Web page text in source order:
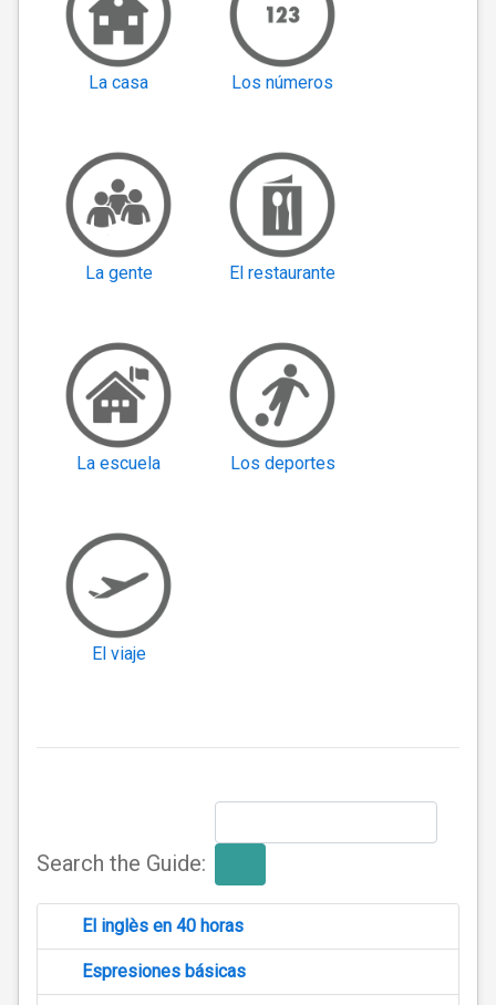
La casa Los números
La gente El restaurante
La escuela Los deportes
El viaje
Search the Guide:
El inglès en 40 horas
Espresiones básicas